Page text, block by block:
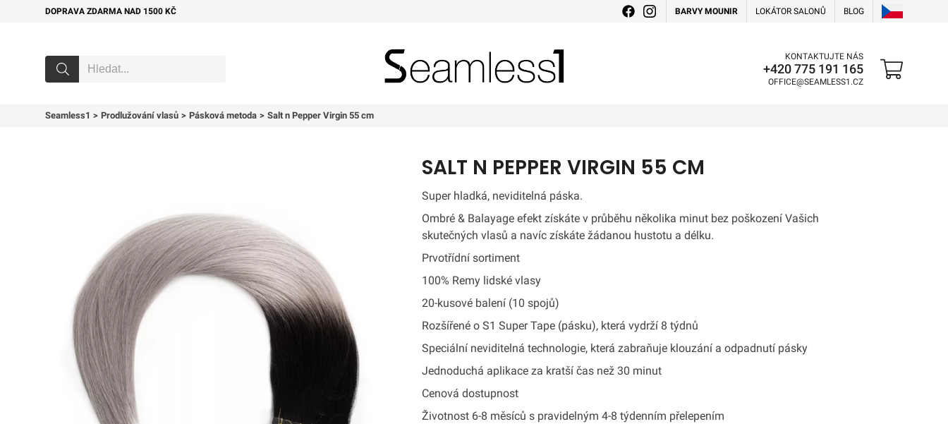
DOPRAVA ZDARMA NAD 1500 KČ BARVY MOUNIR LOKÁTOR SALONŮ BLOG
KONTAKTUJTE NÁS
+420 775 191 165
OFFICE@SEAMLESS1.CZ
Seamless1 Prodlužování vlasů Pásková metoda Salt n Pepper Virgin 55 cm
SALT N PEPPER VIRGIN 55 CM
Super hladká, neviditelná páska.
Ombré & Balayage efekt získáte v průběhu několika minut bez poškození Vašich
skutečných vlasů a navíc získáte žádanou hustotu a délku.
Prvotřídní sortiment
100% Remy lidské vlasy
20-kusové balení (10 spojů)
Rozšířené o S1 Super Tape (pásku), která vydrží 8 týdnů
Speciální neviditelná technologie, která zabraňuje klouzání a odpadnutí pásky
Jednoduchá aplikace za kratší čas než 30 minut
Cenová dostupnost
Životnost 6-8 měsíců s pravidelným 4-8 týdenním přelepením